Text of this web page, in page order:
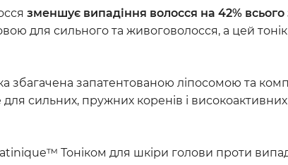
зменшує випадіння волосся на 42% всього
для сильного та живоговолосся, а цей
запатентованою ліпосомою та
сильних, пружних коренів і високоактивних
Тоніком для шкіри голови проти